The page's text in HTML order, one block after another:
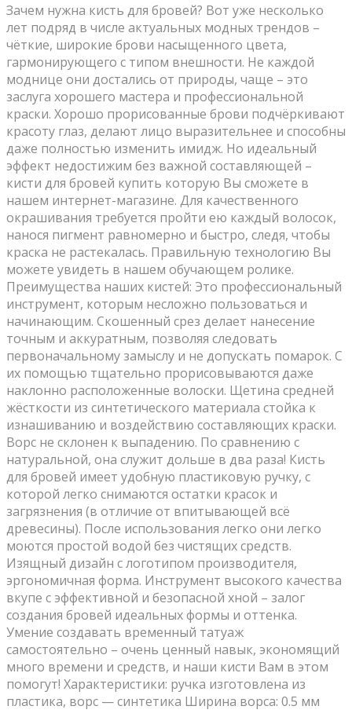
Зачем нужна кисть для бровей? Вот уже несколько
лет подряд в числе актуальных модных трендов –
чёткие, широкие брови насыщенного цвета,
гармонирующего с типом внешности. Не каждой
моднице они достались от природы, чаще – это
заслуга хорошего мастера и профессиональной
краски. Хорошо прорисованные брови подчёркивают
красоту глаз, делают лицо выразительнее и способны
даже полностью изменить имидж. Но идеальный
эффект недостижим без важной составляющей –
кисти для бровей купить которую Вы сможете в
нашем интернет-магазине. Для качественного
окрашивания требуется пройти ею каждый волосок,
нанося пигмент равномерно и быстро, следя, чтобы
краска не растекалась. Правильную технологию Вы
можете увидеть в нашем обучающем ролике.
Преимущества наших кистей: Это профессиональный
инструмент, которым несложно пользоваться и
начинающим. Скошенный срез делает нанесение
точным и аккуратным, позволяя следовать
первоначальному замыслу и не допускать помарок. С
их помощью тщательно прорисовываются даже
наклонно расположенные волоски. Щетина средней
жёсткости из синтетического материала стойка к
изнашиванию и воздействию составляющих краски.
Ворс не склонен к выпадению. По сравнению с
натуральной, она служит дольше в два раза! Кисть
для бровей имеет удобную пластиковую ручку, с
которой легко снимаются остатки красок и
загрязнения (в отличие от впитывающей всё
древесины). После использования легко они легко
моются простой водой без чистящих средств.
Изящный дизайн с логотипом производителя,
эргономичная форма. Инструмент высокого качества
вкупе с эффективной и безопасной хной – залог
создания бровей идеальных формы и оттенка.
Умение создавать временный татуаж
самостоятельно – очень ценный навык, экономящий
много времени и средств, и наши кисти Вам в этом
помогут! Характеристики: ручка изготовлена из
пластика, ворс — синтетика Ширина ворса: 0.5 мм